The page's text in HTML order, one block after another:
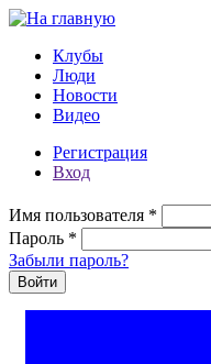
Перейти к основному
Клубы
Люди
Новости
Видео
Регистрация
Вход
Имя пользователя *
Пароль *
Забыли пароль?